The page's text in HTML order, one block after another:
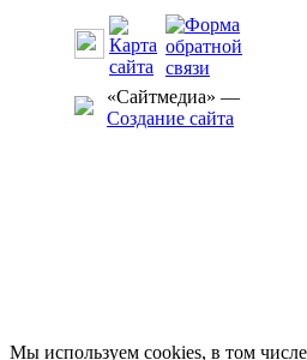
«Сайтмедиа» —
Создание сайта
Мы используем cookies, в том